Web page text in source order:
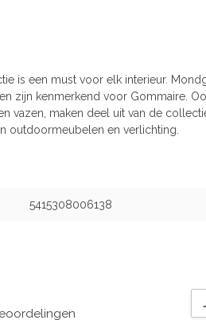
is een must voor elk interieur.
zijn kenmerkend voor Gommaire.
vazen, maken deel uit van de
outdoormeubelen en verlichting.
5415308006138